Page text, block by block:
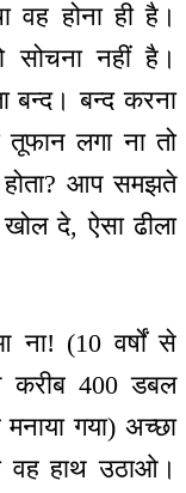
वह होना ही है।
सोचना नहीं है।
बन्द। बन्द करना
लगा ना तो
आप समझते
दे, ऐसा ढीला
ना! (10 वर्षों से
400 डबल
मनाया गया) अच्छा
वह हाथ उठाओ।